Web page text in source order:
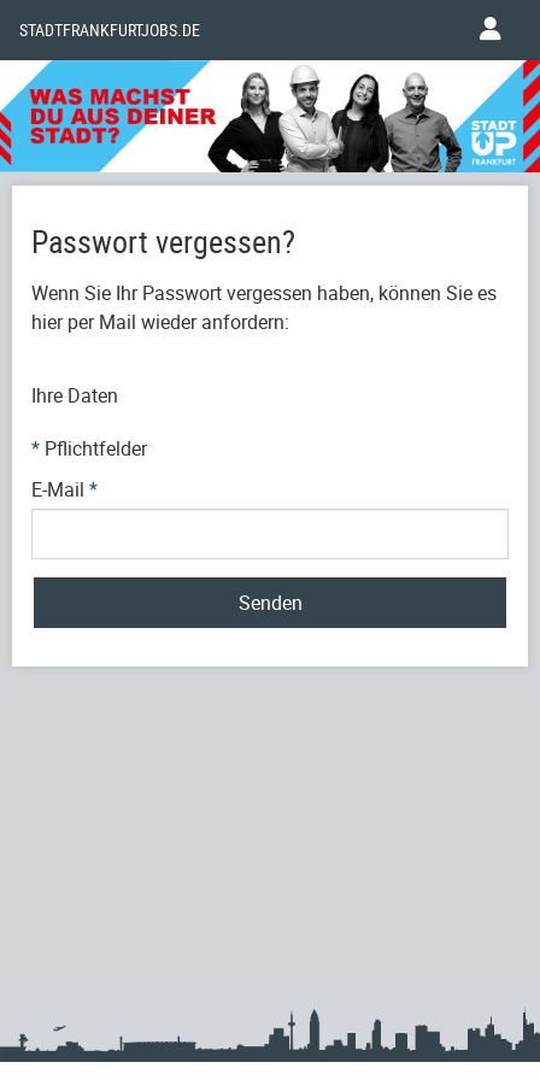
STADTFRANKFURTJOBS.DE
Passwort vergessen?
Wenn Sie Ihr Passwort vergessen haben, können Sie es
hier per Mail wieder anfordern:
Ihre Daten
* Pflichtfelder
E-Mail *
Senden